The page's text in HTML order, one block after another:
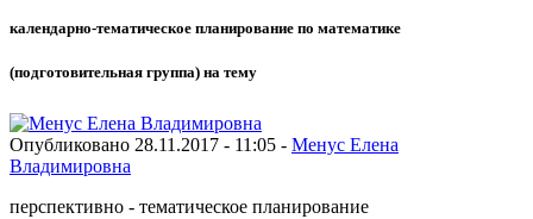
календарно-тематическое планирование по математике
(подготовительная группа) на тему
Опубликовано 28.11.2017 - 11:05 - Менус Елена
Владимировна
перспективно - тематическое планирование